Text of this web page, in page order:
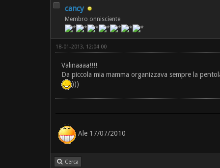
cancy
Membro onnisciente
18-01-2013, 12:04 00
Valinaaaa!!!!
Da piccola mia mamma organizzava sempre la
)))
Ale 17/07/2010
Cerca